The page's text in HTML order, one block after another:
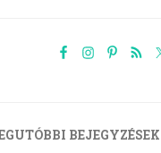
BEJEGYZÉSEK